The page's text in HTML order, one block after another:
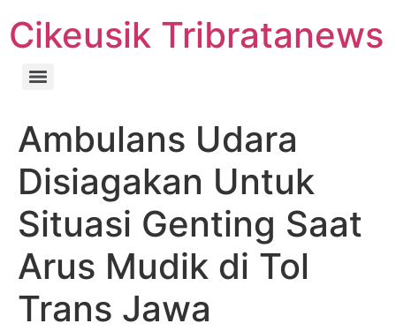
Cikeusik Tribratanews
Ambulans Udara
Disiagakan Untuk
Situasi Genting Saat
Arus Mudik di Tol
Trans Jawa